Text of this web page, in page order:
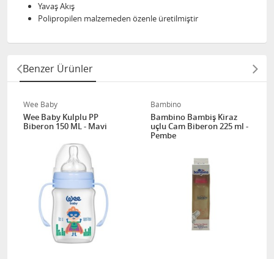
Yavaş Akış
Polipropilen malzemeden özenle üretilmiştir
Benzer Ürünler
Wee Baby
Wee Baby Kulplu PP
Biberon 150 ML - Mavi
Bambino
Bambino Bambiş Kiraz
uçlu Cam Biberon 225 ml -
Pembe